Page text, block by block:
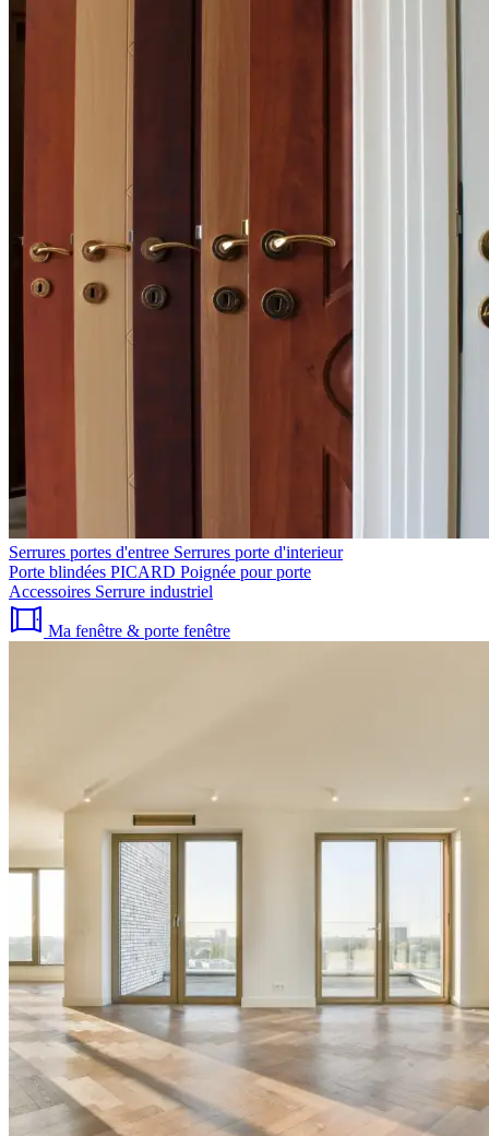
Serrures portes d'entree Serrures porte d'interieur
Porte blindées PICARD Poignée pour porte
Accessoires Serrure industriel
Ma fenêtre & porte fenêtre